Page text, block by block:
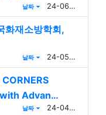
날짜 24-06-18
화재소방학회,
날짜 24-05-03
Advan…
날짜 24-04-16